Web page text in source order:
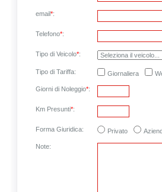
email*:
Telefono*:
Tipo di Veicolo*:
Tipo di Tariffa: Giornaliera
Giorni di Noleggio*:
Km Presunti*:
Forma Giuridica: Privato
Note: